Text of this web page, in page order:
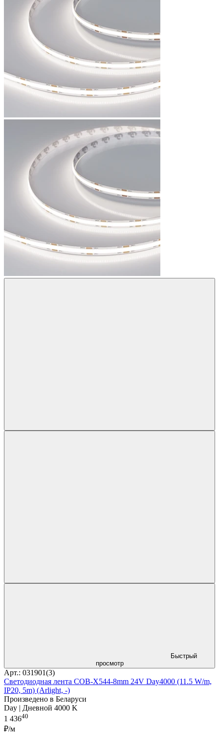
Быстрый
просмотр
Арт.: 031901(3)
Светодиодная лента COB-X544-8mm 24V Day4000 (11.5 W/m,
IP20, 5m) (Arlight, -)
Произведено в Беларуси
Day | Дневной 4000 K
1 43640
₽/м